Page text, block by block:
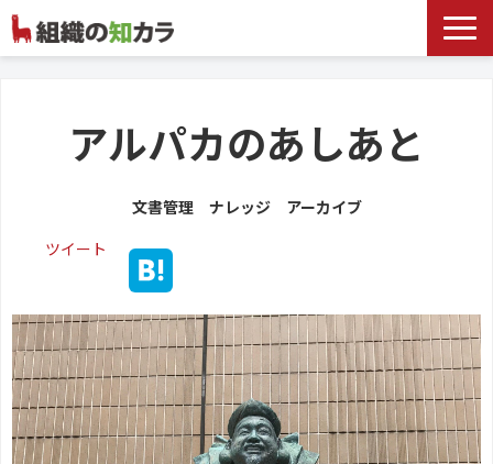
お役立ち記事
記事カテゴリ一覧
お客様事例
アルパカのあしあと
文書管理 ナレッジ アーカイブ
ツイート